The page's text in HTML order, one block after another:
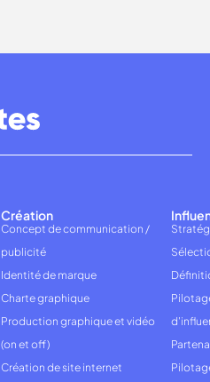
Création
Concept de communication /
publicité
Identité de marque
Charte graphique
Production graphique et vidéo
(on et off)
Création de site internet